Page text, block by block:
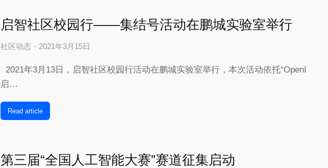
启智社区校园行——集结号活动在鹏城实验室举行
社区动态 2021年3月15日
2021年3月13日，启智社区校园行活动在鹏城实验室举行，本次活动依托“OpenI
启…
Read article
第三届“全国人工智能大赛”赛道征集启动